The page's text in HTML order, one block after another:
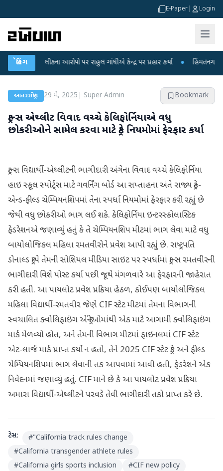
E-Paper Login
બ્રેકિંગ
લીકના આરોપો પર રાહુલ ગાંધીએ કેન્દ્ર પર પ્રહાર કર્યા ● હિંમતનગરમાં
આંતરરાષ્ટ્રીય 29 મે, 2025 Super Admin Bookmark
ટ્રાન્સ એથ્લીટ વિવાદ વચ્ચે કેલિફોર્નિયાએ વધુ
છોકરીઓને સામેલ કરવા માટે ટ્રેક નિયમોમાં ફેરફાર કર્યા
ટ્રાન્સ વિદ્યાર્થી-એથ્લીટની ભાગીદારી અંગેના વિવાદ વચ્ચે કેલિફોર્નિયા
હાઇ સ્કૂલ સ્પોર્ટ્સ માટે ગવર્નિંગ બોર્ડ આ સપ્તાહના અંતે રાજ્ય ટ્રેક-
એન્ડ-ફીલ્ડ ચેમ્પિયનશિપમાં તેના સ્પર્ધા નિયમોમાં ફેરફાર કરી રહ્યું છે
જેથી વધુ છોકરીઓ ભાગ લઈ શકે. કેલિફોર્નિયા ઇન્ટરસ્કોલાસ્ટિક
ફેડરેશનએ જણાવ્યું હતું કે તે ચેમ્પિયનશિપ મીટમાં ભાગ લેવા માટે વધુ
બાયોલોજિકલ મહિલા રમતવીરોને પ્રવેશ આપી રહ્યું છે. રાષ્ટ્રપતિ
ડોનાલ્ડ ટ્રમ્પે તેમની સોશિયલ મીડિયા સાઇટ પર સ્પર્ધામાં ટ્રાન્સ રમતવીરની
ભાગીદારી વિશે પોસ્ટ કર્યા પછી જૂથે મંગળવારે આ ફેરફારની જાહેરાત
કરી હતી. આ પાયલોટ પ્રવેશ પ્રક્રિયા હેઠળ, કોઈપણ બાયોલોજિકલ
મહિલા વિદ્યાર્થી-રમતવીર જેણે CIF સ્ટેટ મીટમાં તેમના વિભાગની
સ્વચાલિત ક્વોલિફાઇંગ એન્ટ્રીઓમાંથી એક માટે આગામી ક્વોલિફાઇંગ
માર્ક મેળવ્યો હોત, અને તેમની વિભાગ મીટમાં ફાઇનલમાં CIF સ્ટેટ
એટ-લાર્જ માર્ક પ્રાપ્ત કર્યો ન હતો, તેને 2025 CIF સ્ટેટ ટ્રેક અને ફીલ્ડ
ચેમ્પિયનશિપમાં ભાગ લેવાની તક આપવામાં આવી હતી, ફેડરેશને એક
નિવેદનમાં જણાવ્યું હતું. CIF માને છે કે આ પાયલોટ પ્રવેશ પ્રક્રિયા
અમારા વિદ્યાર્થી-એથ્લીટને પરવડે તેવી ભાગીદારી તકો પ્રાપ્ત કરે છે.
ટેગ્સ: #"California track rules change
#California transgender athlete rules
#California girls sports inclusion #CIF new policy